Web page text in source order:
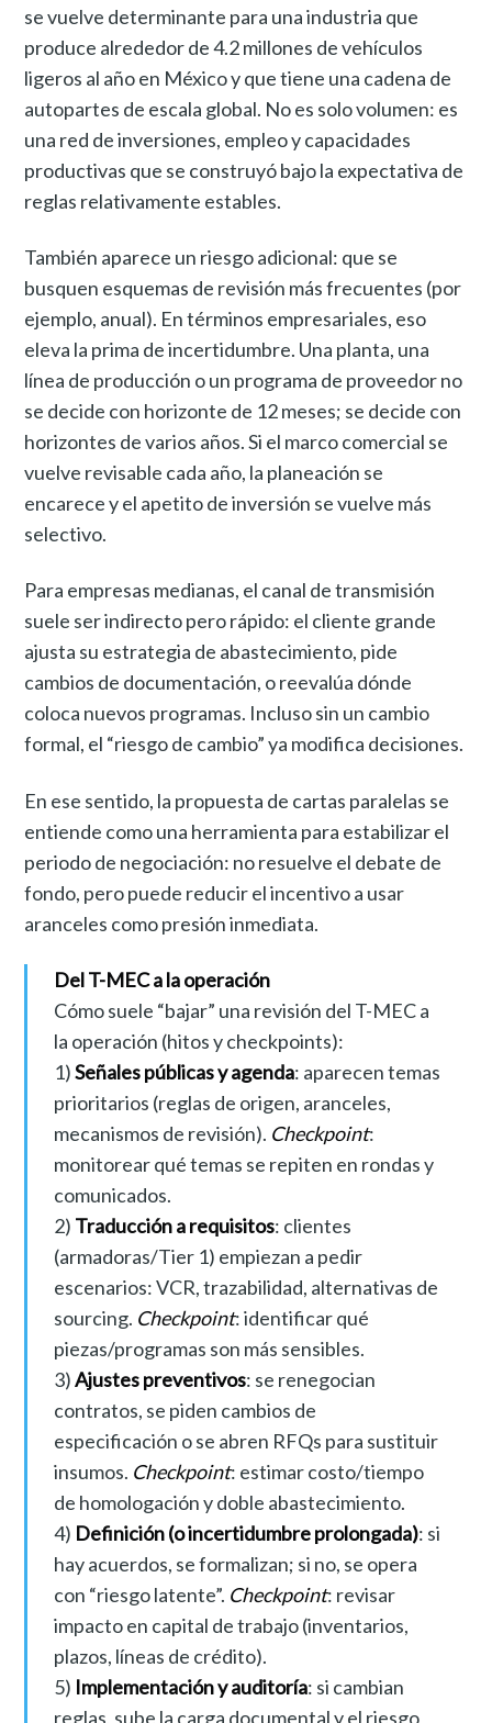
se vuelve determinante para una industria que
produce alrededor de 4.2 millones de vehículos
ligeros al año en México y que tiene una cadena de
autopartes de escala global. No es solo volumen: es
una red de inversiones, empleo y capacidades
productivas que se construyó bajo la expectativa de
reglas relativamente estables.
También aparece un riesgo adicional: que se
busquen esquemas de revisión más frecuentes (por
ejemplo, anual). En términos empresariales, eso
eleva la prima de incertidumbre. Una planta, una
línea de producción o un programa de proveedor no
se decide con horizonte de 12 meses; se decide con
horizontes de varios años. Si el marco comercial se
vuelve revisable cada año, la planeación se
encarece y el apetito de inversión se vuelve más
selectivo.
Para empresas medianas, el canal de transmisión
suele ser indirecto pero rápido: el cliente grande
ajusta su estrategia de abastecimiento, pide
cambios de documentación, o reevalúa dónde
coloca nuevos programas. Incluso sin un cambio
formal, el “riesgo de cambio” ya modifica decisiones.
En ese sentido, la propuesta de cartas paralelas se
entiende como una herramienta para estabilizar el
periodo de negociación: no resuelve el debate de
fondo, pero puede reducir el incentivo a usar
aranceles como presión inmediata.
Del T-MEC a la operación
Cómo suele “bajar” una revisión del T-MEC a
la operación (hitos y checkpoints):
1)Señales públicas y agenda: aparecen temas
prioritarios (reglas de origen, aranceles,
mecanismos de revisión). Checkpoint:
monitorear qué temas se repiten en rondas y
comunicados.
2) Traducción a requisitos: clientes
(armadoras/Tier 1) empiezan a pedir
escenarios: VCR, trazabilidad, alternativas de
sourcing. Checkpoint: identificar qué
piezas/programas son más sensibles.
3)Ajustes preventivos: se renegocian
contratos, se piden cambios de
especificación o se abren RFQs para sustituir
insumos. Checkpoint: estimar costo/tiempo
de homologación y doble abastecimiento.
4) Definición (o incertidumbre prolongada): si
hay acuerdos, se formalizan; si no, se opera
con “riesgo latente”. Checkpoint: revisar
impacto en capital de trabajo (inventarios,
plazos, líneas de crédito).
5) Implementación y auditoría: si cambian
reglas, sube la carga documental y el riesgo